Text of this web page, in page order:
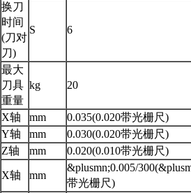
换刀
时间
(刀对
刀)
S 6
最大
刀具
重量
kg 20
X轴 mm 0.035(0.020带光栅尺)
Y轴
mm 0.030(0.020带光栅尺)
Z轴
mm 0.020(0.010带光栅尺)
X轴 mm
&plusmn;0.005/
带光栅尺)